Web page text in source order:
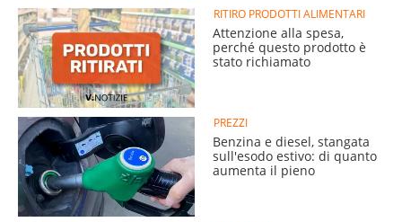
RITIRO PRODOTTI ALIMENTARI
Attenzione alla spesa,
perché questo prodotto è
stato richiamato
PREZZI
Benzina e diesel, stangata
sull'esodo estivo: di quanto
aumenta il pieno